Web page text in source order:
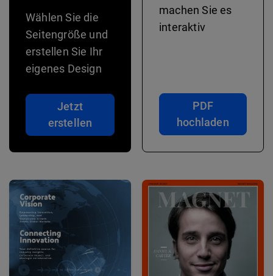
Wählen Sie die
Seitengröße und
erstellen Sie Ihr
eigenes Design
Jetzt
erstellen
machen Sie es
interaktiv
PDF
hochladen